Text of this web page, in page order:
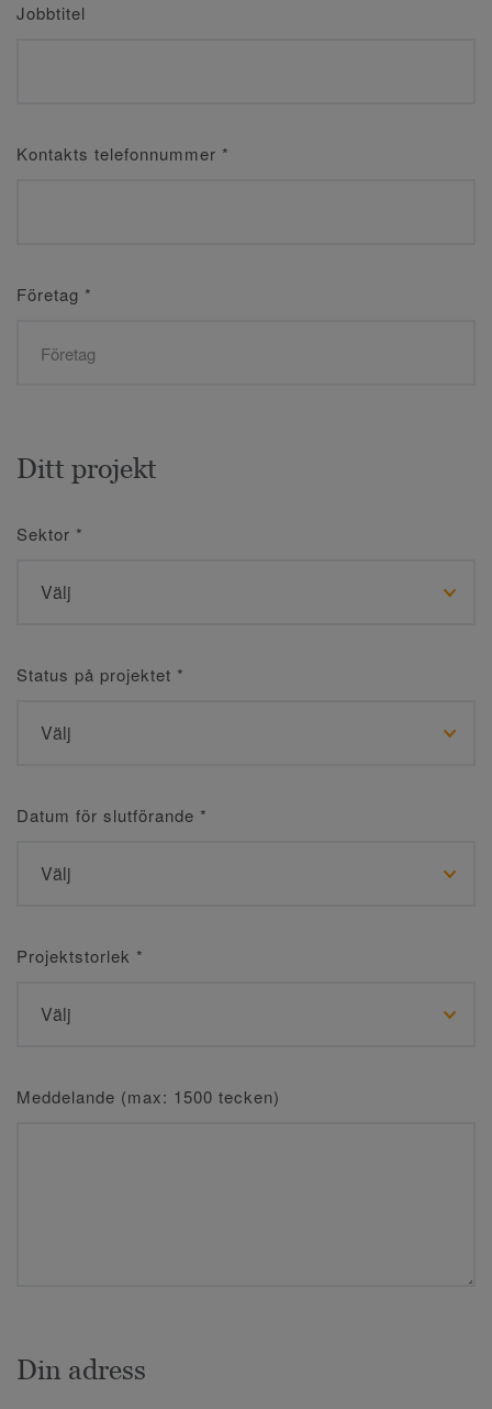
Jobbtitel
Kontakts telefonnummer *
Företag *
Ditt projekt
Sektor *
Status på projektet *
Datum för slutförande *
Projektstorlek *
Meddelande (max: 1500 tecken)
Din adress